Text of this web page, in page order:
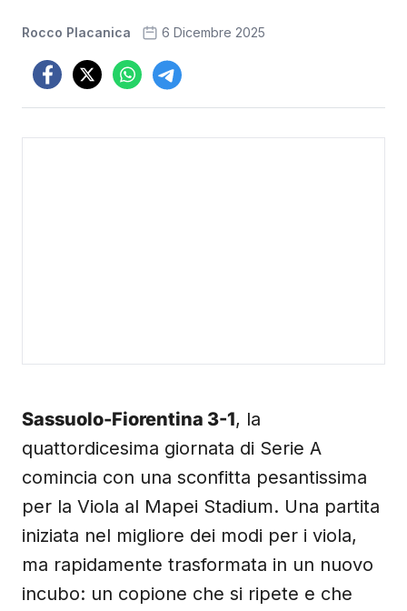
Rocco Placanica 6 Dicembre 2025
Sassuolo-Fiorentina 3-1, la
quattordicesima giornata di Serie A
comincia con una sconfitta pesantissima
per la Viola al Mapei Stadium. Una partita
iniziata nel migliore dei modi per i viola,
ma rapidamente trasformata in un nuovo
incubo: un copione che si ripete e che